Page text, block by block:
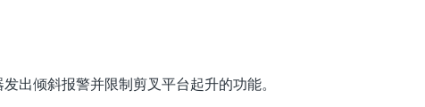
出倾斜报警并限制剪叉平台起升的功能。